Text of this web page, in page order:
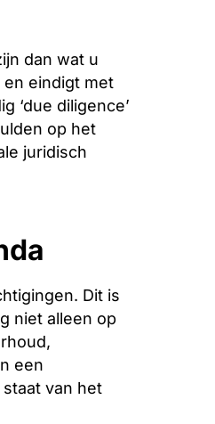
dan wat u
eindigt met
‘due diligence’
op het
juridisch
Dit is
niet alleen op
een
van het